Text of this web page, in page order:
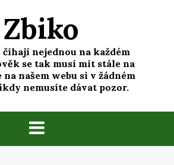
Zbiko
číhají nejednou na každém
se tak musí mít stále na
na našem webu si v žádném
nemusíte dávat pozor.